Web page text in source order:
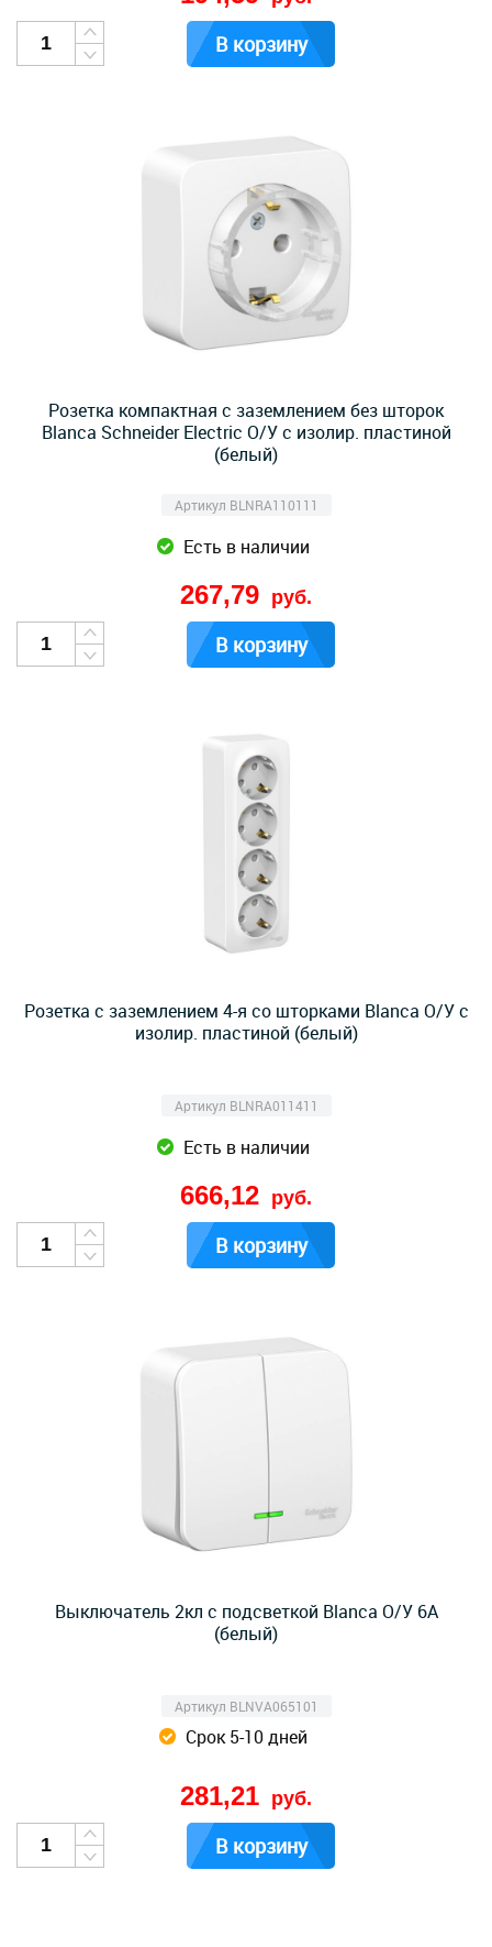
В корзину
Розетка компактная с заземлением без шторок
Blanca Schneider Electric О/У с изолир. пластиной
(белый)
Артикул BLNRA110111
Есть в наличии
267,79 руб.
В корзину
Розетка с заземлением 4-я со шторками Blanca О/У с
изолир. пластиной (белый)
Артикул BLNRA011411
Есть в наличии
666,12 руб.
В корзину
Выключатель 2кл с подсветкой Blanca О/У 6А
(белый)
Артикул BLNVA065101
Срок 5-10 дней
281,21 руб.
В корзину